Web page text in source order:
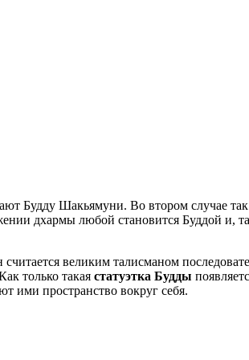
Будду Шакьямуни. Во втором случае
дхармы любой становится Буддой и,
великим талисманом
только такая статуэтка Будды
ими пространство вокруг себя.